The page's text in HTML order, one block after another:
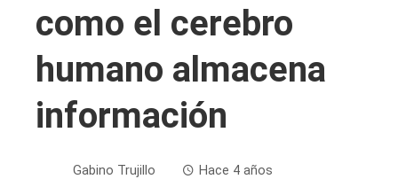
como el cerebro
humano almacena
información
Gabino Trujillo Hace 4 años